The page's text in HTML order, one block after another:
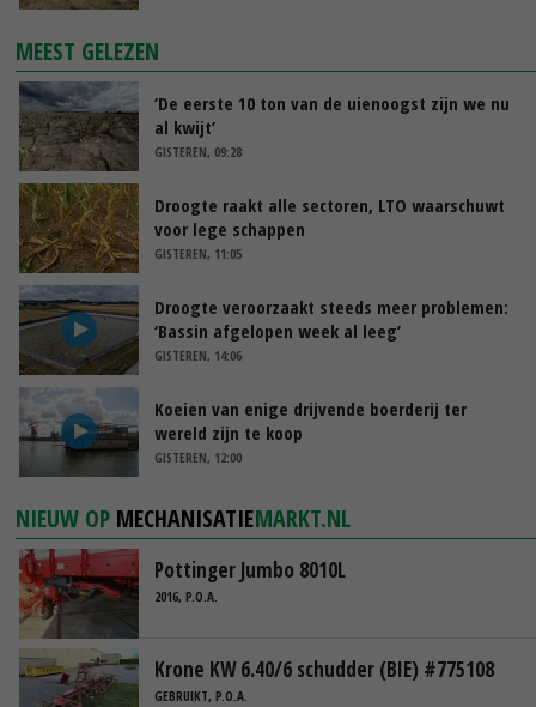
MEEST GELEZEN
‘De eerste 10 ton van de uienoogst zijn we nu
al kwijt’
GISTEREN, 09:28
Droogte raakt alle sectoren, LTO waarschuwt
voor lege schappen
GISTEREN, 11:05
Droogte veroorzaakt steeds meer problemen:
‘Bassin afgelopen week al leeg’
GISTEREN, 14:06
Koeien van enige drijvende boerderij ter
wereld zijn te koop
GISTEREN, 12:00
NIEUW OP MECHANISATIEMARKT.NL
Pottinger Jumbo 8010L
2016, P.O.A.
Krone KW 6.40/6 schudder (BIE) #775108
GEBRUIKT, P.O.A.